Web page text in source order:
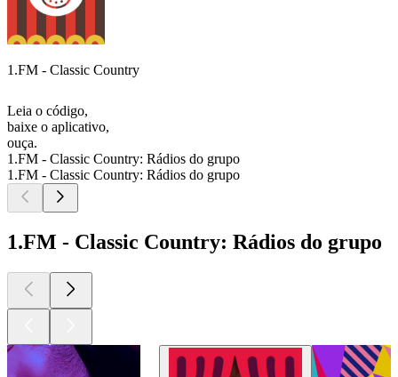
1.FM - Classic Country
Leia o código,
baixe o aplicativo,
ouça.
1.FM - Classic Country: Rádios do grupo
1.FM - Classic Country: Rádios do grupo
1.FM - Classic Country: Rádios do grupo